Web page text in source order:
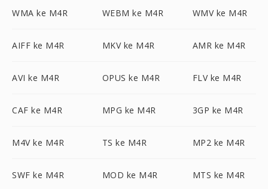
WMA ke M4R WEBM ke M4R WMV ke M4R
AIFF ke M4R MKV ke M4R AMR ke M4R
AVI ke M4R OPUS ke M4R FLV ke M4R
CAF ke M4R MPG ke M4R 3GP ke M4R
M4V ke M4R TS ke M4R MP2 ke M4R
SWF ke M4R MOD ke M4R MTS ke M4R